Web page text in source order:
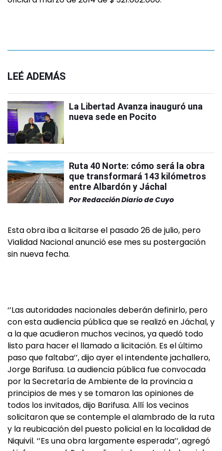
LEÉ ADEMÁS
La Libertad Avanza inauguró una
nueva sede en Pocito
Ruta 40 Norte: cómo será la obra
que transformará 143 kilómetros
entre Albardón y Jáchal
PorRedacción Diario de Cuyo
Esta obra iba a licitarse el pasado 26 de julio, pero
Vialidad Nacional anunció ese mes su postergación
sin nueva fecha.
‘’Las autoridades nacionales deberán definirlo, pero
con esta audiencia pública que se realizó en Jáchal, y
a la que acudieron muchos vecinos, ya quedó todo
listo para hacer el llamado a licitación. Es el último
paso que faltaba’’, dijo ayer el intendente jachallero,
Jorge Barifusa. La audiencia pública fue convocada
por la Secretaría de Ambiente de la provincia a
principios de mes y se tomaron las opiniones de
todos los invitados, dijo Barifusa. Allí los vecinos
solicitaron que se contemple el alambrado de la ruta
y la reubicación del puesto policial en la localidad de
Niquivil. ‘’Es una obra largamente esperada’’, agregó